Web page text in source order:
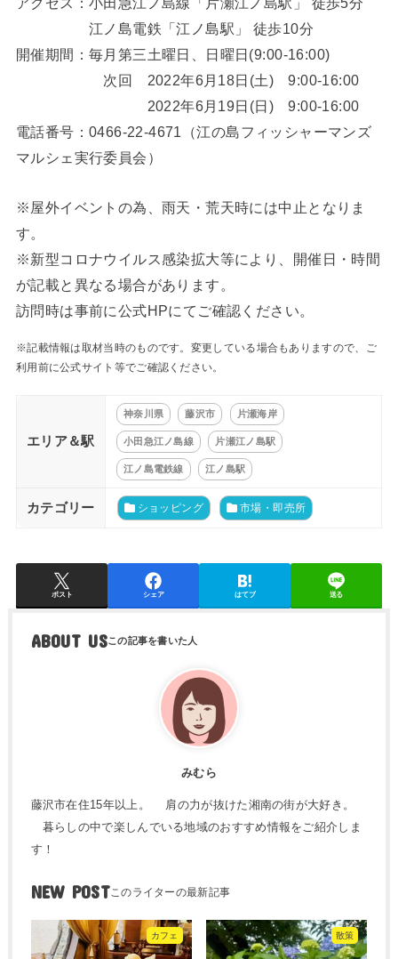
江ノ島電鉄「江ノ島駅」 徒歩10分
開催期間：毎月第三土曜日、日曜日(9:00-16:00)
次回 2022年6月18日(土) 9:00-16:00
2022年6月19日(日) 9:00-16:00
電話番号：0466-22-4671（江の島フィッシャーマンズ
マルシェ実行委員会）
※屋外イベントの為、雨天・荒天時には中止となりま
す。
※新型コロナウイルス感染拡大等により、開催日・時間
が記載と異なる場合があります。
訪問時は事前に公式HPにてご確認ください。
※記載情報は取材当時のものです。変更している場合もありますので、ご
利用前に公式サイト等でご確認ください。
エリア＆駅
神奈川県 藤沢市 片瀬海岸
小田急江ノ島線 片瀬江ノ島駅
江ノ島電鉄線 江ノ島駅
カテゴリー ショッピング 市場・即売所
ポスト シェア はてブ 送る
ABOUT US
みむら
藤沢市在住15年以上。 肩の力が抜けた湘南の街が大好き。
暮らしの中で楽しんでいる地域のおすすめ情報をご紹介しま
す！
NEW POST
カフェ 散策